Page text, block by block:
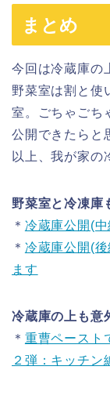
まとめ
今回は冷蔵庫の
野菜室は割と使
室。ごちゃごち
公開できたらと
以上、我が家の
野菜室と冷凍庫
＊ 冷蔵庫公開(
＊ 冷蔵庫公開(
ます
冷蔵庫の上も意
＊ 重曹ペースト
２弾：キッチン